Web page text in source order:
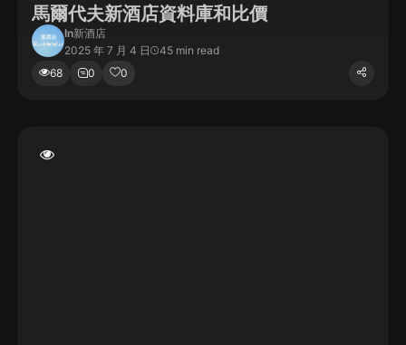
馬爾代夫新酒店資料庫和比價
In新酒店
2025 年 7 月 4 日
45 min read
68
0 0